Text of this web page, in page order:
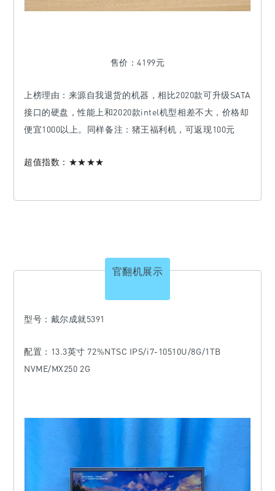
售价：4199元
上榜理由： 来源自我退货的机器，相比2020款可升级SATA
接口的硬盘，性能上和2020款intel机型相差不大，价格却
便宜1000以上。同样备注：猪王福利机，可返现100元
超值指数： ★★★★
官翻机展示
型号：戴尔成就5391
配置： 13.3英寸 72%NTSC IPS/i7-10510U/8G/1TB
NVME/MX250 2G